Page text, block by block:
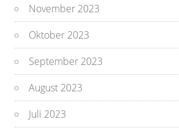
November 2023
Oktober 2023
September 2023
August 2023
Juli 2023